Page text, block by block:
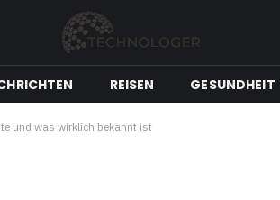
REISEN GESUNDHEIT
und was wirklich bekannt ist